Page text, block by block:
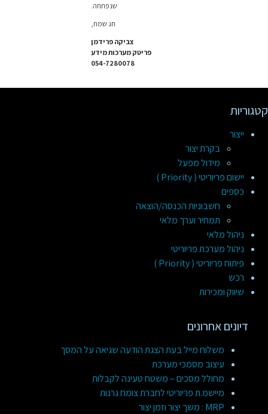
שנפתחה.
חג שמח,
צביקה פרידמן
פריטק מערכות מידע
054-7280078
קטגוריות
ייצור
בקרת יצור
מידול מפעל
יישום פריוריטי ( Priority )
כספים
חשבוניות הכנסה/הוצאה
תמחיר וערך מלאי
ניהול מלאי
ניהול מערכת פריוריטי
פיתוח פריוריטי ( Priority )
רכש
שיווק ומכירות
דיונים אחרונים
משלוח מייל בעת הצגת הודעה שגיאה על המסך
עיצוב מסמכי מערכת
מחולל מסכים – משטח טעינה לקבלות
מיישמ.ת פריוריטי לחברת צומח גרנות
MRP : משך יצור וזמן יצור